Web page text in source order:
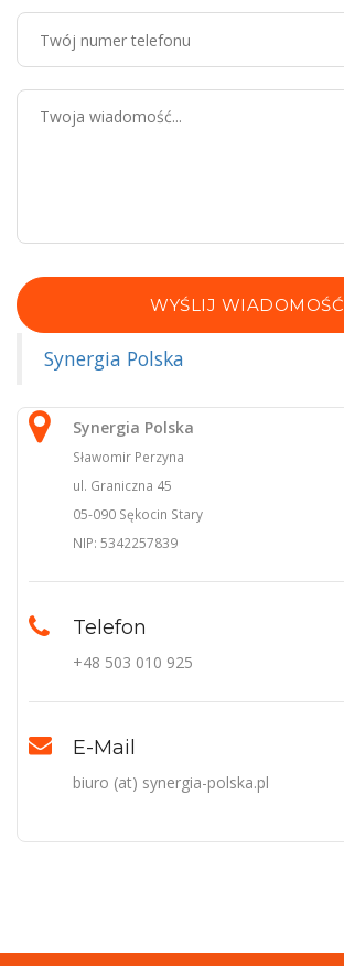
WYŚLIJ WIADOMOŚĆ
Synergia Polska
Synergia Polska
Sławomir Perzyna
ul. Graniczna 45
05-090 Sękocin Stary
NIP: 5342257839
Telefon
+48 503 010 925
E-Mail
biuro (at) synergia-polska.pl